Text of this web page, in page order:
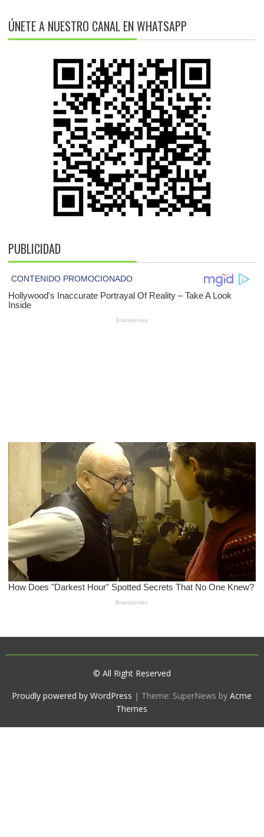
ÚNETE A NUESTRO CANAL EN WHATSAPP
PUBLICIDAD
© All Right Reserved
Proudly powered by WordPress | Theme: SuperNews byAcme
Themes